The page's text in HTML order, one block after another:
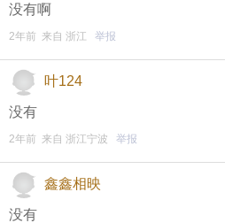
只能扫描加入（不能识
没有啊
2年前 来自 浙江 举报
叶124
没有
2年前 来自 浙江宁波 举报
鑫鑫相映
没有